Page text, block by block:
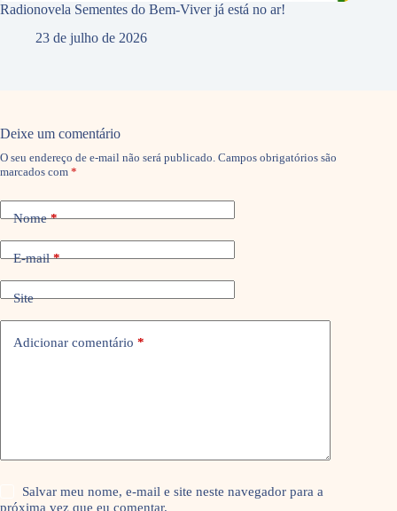
Radionovela Sementes do Bem-Viver já está no ar!
23 de julho de 2026
Deixe um comentário
O seu endereço de e-mail não será publicado. Campos obrigatórios são
marcados com *
Nome*
E-mail*
Site
Adicionar comentário *
Salvar meu nome, e-mail e site neste navegador para a
próxima vez que eu comentar.